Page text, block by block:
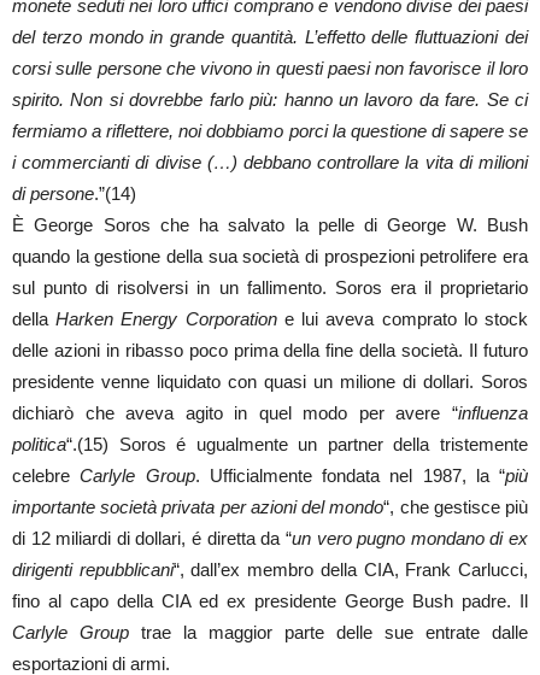
monete seduti nei loro uffici comprano e vendono divise dei paesi
del terzo mondo in grande quantità. L’effetto delle fluttuazioni dei
corsi sulle persone che vivono in questi paesi non favorisce il loro
spirito. Non si dovrebbe farlo più: hanno un lavoro da fare. Se ci
fermiamo a riflettere, noi dobbiamo porci la questione di sapere se
i commercianti di divise (…) debbano controllare la vita di milioni
di persone.”(14)
È George Soros che ha salvato la pelle di George W. Bush
quando la gestione della sua società di prospezioni petrolifere era
sul punto di risolversi in un fallimento. Soros era il proprietario
dellaHarken Energy Corporatione lui aveva comprato lo stock
delle azioni in ribasso poco prima della fine della società. Il futuro
presidente venne liquidato con quasi un milione di dollari. Soros
dichiarò che aveva agito in quel modo per avere “influenza
politica“.(15) Soros é ugualmente un partner della tristemente
celebreCarlyle Group. Ufficialmente fondata nel 1987, la “più
importante società privata per azioni del mondo“, che gestisce più
di 12 miliardi di dollari, é diretta da “un vero pugno mondano di ex
dirigenti repubblicani“, dall’ex membro della CIA, Frank Carlucci,
fino al capo della CIA ed ex presidente George Bush padre. Il
Carlyle Group trae la maggior parte delle sue entrate dalle
esportazioni di armi.